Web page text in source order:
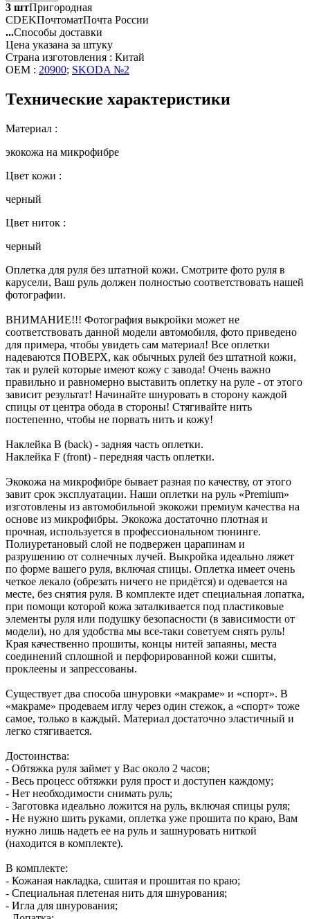
3 штПригородная
CDEKПочтоматПочта России
...Способы доставки
Цена указана за штуку
Страна изготовления : Китай
OEM : 20900; SKODA №2
Технические характеристики
Материал :
экокожа на микрофибре
Цвет кожи :
черный
Цвет ниток :
черный
Оплетка для руля без штатной кожи. Смотрите фото руля в
карусели, Ваш руль должен полностью соответствовать нашей
фотографии.
ВНИМАНИЕ!!! Фотография выкройки может не
соответствовать данной модели автомобиля, фото приведено
для примера, чтобы увидеть сам материал! Все оплетки
надеваются ПОВЕРХ, как обычных рулей без штатной кожи,
так и рулей которые имеют кожу с завода! Очень важно
правильно и равномерно выставить оплетку на руле - от этого
зависит результат! Начинайте шнуровать в сторону каждой
спицы от центра обода в стороны! Стягивайте нить
постепенно, чтобы не порвать нить и кожу!
Наклейка B (back) - задняя часть оплетки.
Наклейка F (front) - передняя часть оплетки.
Экокожа на микрофибре бывает разная по качеству, от этого
завит срок эксплуатации. Наши оплетки на руль «Premium»
изготовлены из автомобильной экокожи премиум качества на
основе из микрофибры. Экокожа достаточно плотная и
прочная, используется в профессиональном тюнинге.
Полиуретановый слой не подвержен царапинам и
разрушению от солнечных лучей. Выкройка идеально ляжет
по форме вашего руля, включая спицы. Оплетка имеет очень
четкое лекало (обрезать ничего не придётся) и одевается на
месте, без снятия руля. В комплекте идет специальная лопатка,
при помощи которой кожа заталкивается под пластиковые
элементы руля или подушку безопасности (в зависимости от
модели), но для удобства мы все-таки советуем снять руль!
Края качественно прошиты, концы нитей запаяны, места
соединений сплошной и перфорированной кожи сшиты,
проклеены и запрессованы.
Существует два способа шнуровки «макраме» и «спорт». В
«макраме» продеваем иглу через один стежок, а «спорт» тоже
самое, только в каждый. Материал достаточно эластичный и
легко стягивается.
Достоинства:
- Обтяжка руля займет у Вас около 2 часов;
- Весь процесс обтяжки руля прост и доступен каждому;
- Нет необходимости снимать руль;
- Заготовка идеально ложится на руль, включая спицы руля;
- Не нужно шить руками, оплетка уже прошита по краю, Вам
нужно лишь надеть ее на руль и зашнуровать ниткой
(находится в комплекте).
В комплекте:
- Кожаная накладка, сшитая и прошитая по краю;
- Специальная плетеная нить для шнурования;
- Игла для шнурования;